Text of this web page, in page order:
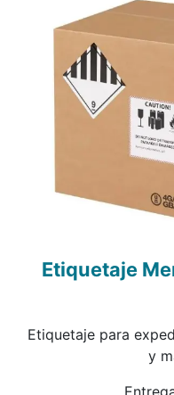
Etiquetaje
Etiquetaje para
y